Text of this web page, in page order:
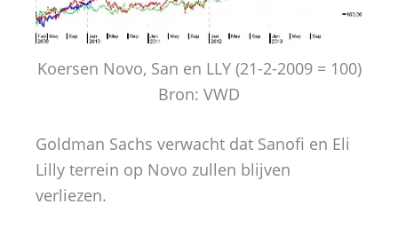
Koersen Novo, San en LLY (21-2-2009 = 100)
Bron: VWD
Goldman Sachs verwacht dat Sanofi en Eli
Lilly terrein op Novo zullen blijven
verliezen.